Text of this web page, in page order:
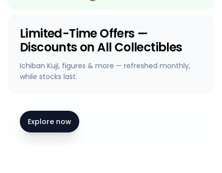
Limited-Time Offers —
Discounts on All Collectibles
Ichiban Kuji, figures & more — refreshed monthly,
while stocks last.
Explore now